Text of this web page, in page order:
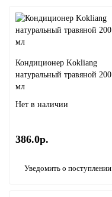
Кондиционер Kokliang
натуральный травяной 200
мл
Нет в наличии
386.0р.
Уведомить о поступлении